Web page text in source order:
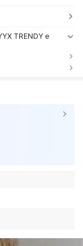
TRENDY e